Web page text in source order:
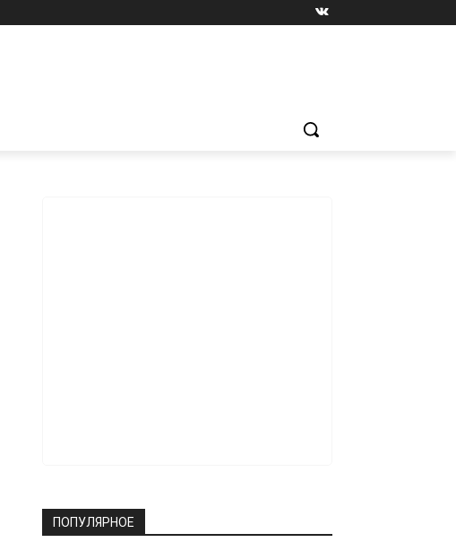
ПОПУЛЯРНОЕ